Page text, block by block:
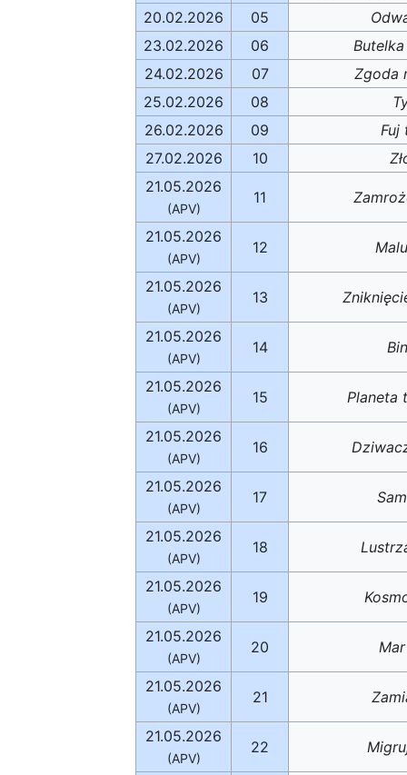
20.02.2026
05
23.02.2026
06
24.02.2026
07
Zgoda
25.02.2026
08
26.02.2026
09
Fuj
27.02.2026
10
21.05.2026
(APV)
11
21.05.2026
(APV)
12
21.05.2026
(APV)
13
21.05.2026
(APV)
14
21.05.2026
(APV)
15 Planeta
21.05.2026
(APV)
16
21.05.2026
(APV)
17
21.05.2026
(APV)
18
21.05.2026
(APV)
19
21.05.2026
(APV)
20
21.05.2026
(APV)
21
21.05.2026
(APV)
22